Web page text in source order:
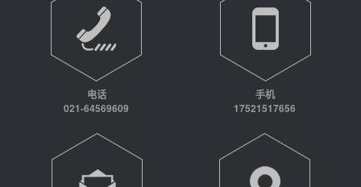
电话
021-64569609
手机
17521517656